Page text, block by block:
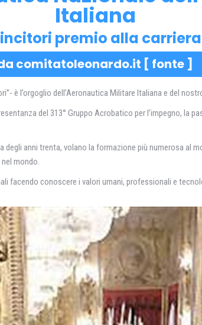
Italiana
premio alla carriera
comitatoleonardo.it [ fonte ]
è l’orgoglio dell’Aeronautica Militare Italiana e del
del 313° Gruppo Acrobatico per l’impegno, la
degli anni trenta, volano la formazione più numerosa al
mondo.
facendo conoscere i valori umani, professionali e